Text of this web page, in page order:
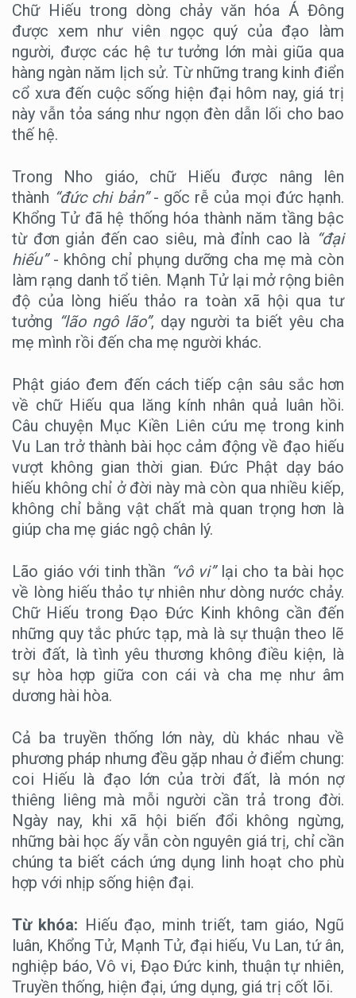
Chữ Hiếu trong dòng chảy văn hóa Á Đông
được xem như viên ngọc quý của đạo làm
người, được các hệ tư tưởng lớn mài giũa qua
hàng ngàn năm lịch sử. Từ những trang kinh điển
cổ xưa đến cuộc sống hiện đại hôm nay, giá trị
này vẫn tỏa sáng như ngọn đèn dẫn lối cho bao
thế hệ.
Trong Nho giáo, chữ Hiếu được nâng lên
thành “đức chi bản”- gốc rễ của mọi đức hạnh.
Khổng Tử đã hệ thống hóa thành năm tầng bậc
từ đơn giản đến cao siêu, mà đỉnh cao là “đại
hiếu”- không chỉ phụng dưỡng cha mẹ mà còn
làm rạng danh tổ tiên. Mạnh Tử lại mở rộng biên
độ của lòng hiếu thảo ra toàn xã hội qua tư
tưởng “lão ngô lão”, dạy người ta biết yêu cha
mẹ mình rồi đến cha mẹ người khác.
Phật giáo đem đến cách tiếp cận sâu sắc hơn
về chữ Hiếu qua lăng kính nhân quả luân hồi.
Câu chuyện Mục Kiền Liên cứu mẹ trong kinh
Vu Lan trở thành bài học cảm động về đạo hiếu
vượt không gian thời gian. Đức Phật dạy báo
hiếu không chỉ ở đời này mà còn qua nhiều kiếp,
không chỉ bằng vật chất mà quan trọng hơn là
giúp cha mẹ giác ngộ chân lý.
Lão giáo với tinh thần “vô vi”lại cho ta bài học
về lòng hiếu thảo tự nhiên như dòng nước chảy.
Chữ Hiếu trong Đạo Đức Kinh không cần đến
những quy tắc phức tạp, mà là sự thuận theo lẽ
trời đất, là tình yêu thương không điều kiện, là
sự hòa hợp giữa con cái và cha mẹ như âm
dương hài hòa.
Cả ba truyền thống lớn này, dù khác nhau về
phương pháp nhưng đều gặp nhau ở điểm chung:
coi Hiếu là đạo lớn của trời đất, là món nợ
thiêng liêng mà mỗi người cần trả trong đời.
Ngày nay, khi xã hội biến đổi không ngừng,
những bài học ấy vẫn còn nguyên giá trị, chỉ cần
chúng ta biết cách ứng dụng linh hoạt cho phù
hợp với nhịp sống hiện đại.
Từ khóa: Hiếu đạo, minh triết, tam giáo, Ngũ
luân, Khổng Tử, Mạnh Tử, đại hiếu, Vu Lan, tứ ân,
nghiệp báo, Vô vi, Đạo Đức kinh, thuận tự nhiên,
Truyền thống, hiện đại, ứng dụng, giá trị cốt lõi.